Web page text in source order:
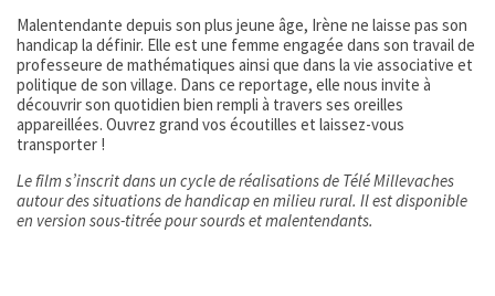
Malentendante depuis son plus jeune âge, Irène ne laisse pas son
handicap la définir. Elle est une femme engagée dans son travail de
professeure de mathématiques ainsi que dans la vie associative et
politique de son village. Dans ce reportage, elle nous invite à
découvrir son quotidien bien rempli à travers ses oreilles
appareillées. Ouvrez grand vos écoutilles et laissez-vous
transporter !
Le film s’inscrit dans un cycle de réalisations de Télé Millevaches
autour des situations de handicap en milieu rural. Il est disponible
en version sous-titrée pour sourds et malentendants.